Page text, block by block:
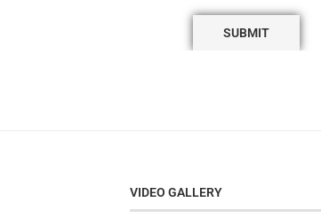
VIDEO GALLERY